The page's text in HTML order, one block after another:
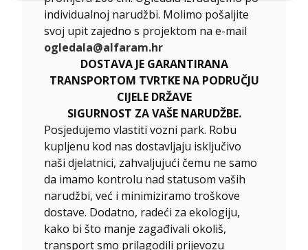
individualnoj narudžbi. Molimo pošaljite
svoj upit zajedno s projektom na e-mail
ogledala@alfaram.hr
DOSTAVA JE GARANTIRANA
TRANSPORTOM TVRTKE NA PODRUČJU
CIJELE DRŽAVE
SIGURNOST ZA VAŠE NARUDŽBE.
Posjedujemo vlastiti vozni park. Robu
kupljenu kod nas dostavljaju isključivo
naši djelatnici, zahvaljujući čemu ne samo
da imamo kontrolu nad statusom vaših
narudžbi, već i minimiziramo troškove
dostave. Dodatno, radeći za ekologiju,
kako bi što manje zagađivali okoliš,
transport smo prilagodili prijevozu